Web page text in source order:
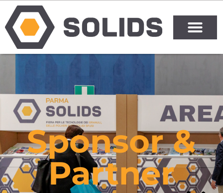
Sponsor &
Partner